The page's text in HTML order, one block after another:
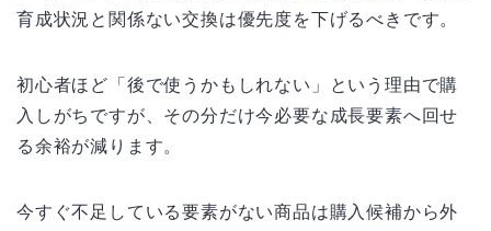
育成状況と関係ない交換は優先度を下げるべきです。
初心者ほど「後で使うかもしれない」という理由で購
入しがちですが、その分だけ今必要な成長要素へ回せ
る余裕が減ります。
今すぐ不足している要素がない商品は購入候補から外